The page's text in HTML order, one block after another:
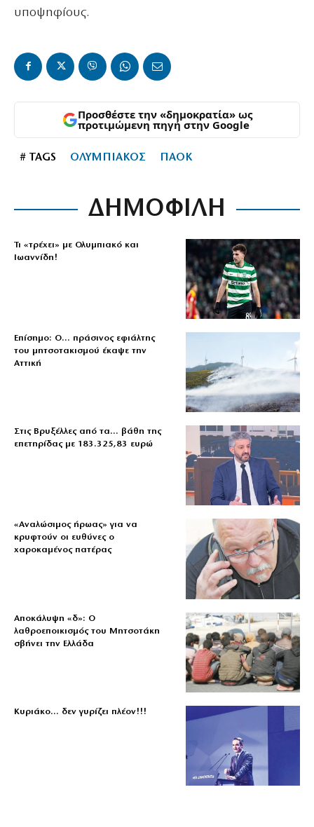
υποψηφίους.
Προσθέστε την «δημοκρατία» ως
προτιμώμενη πηγή στην Google
# TAGS ΟΛΥΜΠΙΑΚΟΣ ΠΑΟΚ
ΔΗΜΟΦΙΛΗ
Τι «τρέχει» με Ολυμπιακό και
Ιωαννίδη!
Επίσημο: Ο… πράσινος εφιάλτης
του μητσοτακισμού έκαψε την
Αττική
Στις Βρυξέλλες από τα… βάθη της
επετηρίδας με 183.325,83 ευρώ
«Aναλώσιμος ήρωας» για να
κρυφτούν οι ευθύνες ο
χαροκαμένος πατέρας
Αποκάλυψη «δ»: Ο
λαθροεποικισμός του Μητσοτάκη
σβήνει την Ελλάδα
Κυριάκο… δεν γυρίζει πλέον!!!